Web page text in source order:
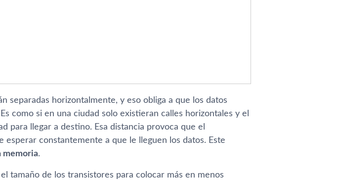
separadas horizontalmente, y eso obliga a que los datos
como si en una ciudad solo existieran calles horizontales y el
para llegar a destino. Esa distancia provoca que el
esperar constantemente a que le lleguen los datos. Este
memoria.
tamaño de los transistores para colocar más en menos